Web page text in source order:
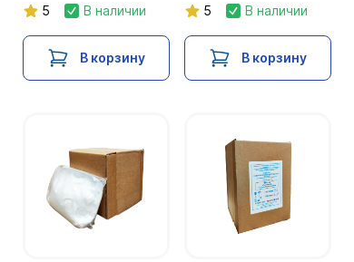
5
В наличии
В корзину
5
В наличии
В корзину